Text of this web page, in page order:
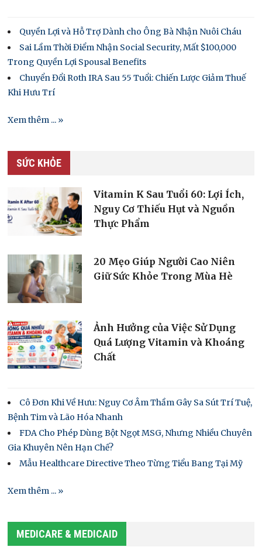
Quyền Lợi và Hỗ Trợ Dành cho Ông Bà Nhận Nuôi Cháu
Sai Lầm Thời Điểm Nhận Social Security, Mất $100,000
Trong Quyền Lợi Spousal Benefits
Chuyển Đổi Roth IRA Sau 55 Tuổi: Chiến Lược Giảm Thuế
Khi Hưu Trí
Xem thêm ... »
SỨC KHỎE
Vitamin K Sau Tuổi 60: Lợi Ích,
Nguy Cơ Thiếu Hụt và Nguồn
Thực Phẩm
20 Mẹo Giúp Người Cao Niên
Giữ Sức Khỏe Trong Mùa Hè
Ảnh Hưởng của Việc Sử Dụng
Quá Lượng Vitamin và Khoáng
Chất
Cô Đơn Khi Về Hưu: Nguy Cơ Âm Thầm Gây Sa Sút Trí Tuệ,
Bệnh Tim và Lão Hóa Nhanh
FDA Cho Phép Dùng Bột Ngọt MSG, Nhưng Nhiều Chuyên
Gia Khuyên Nên Hạn Chế?
Mẫu Healthcare Directive Theo Từng Tiểu Bang Tại Mỹ
Xem thêm ... »
MEDICARE & MEDICAID